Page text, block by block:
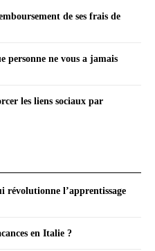
de ses frais de
personne ne vous a jamais
les liens sociaux par
révolutionne l’apprentissage
en Italie ?